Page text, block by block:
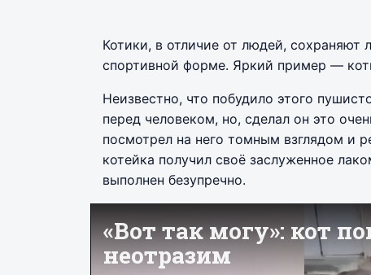
Котики, в отличие от людей, сохраняют
спортивной форме. Яркий пример —
Неизвестно, что побудило этого
перед человеком, но, сделал он это
посмотрел на него томным взглядом и
котейка получил своё заслуженное
выполнен безупречно.